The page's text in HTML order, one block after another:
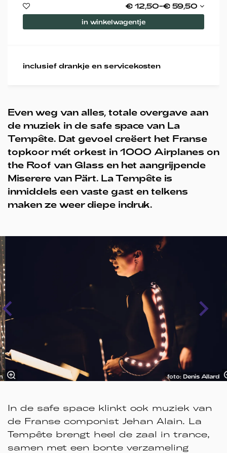
€ 12,50–€ 59,50
in winkelwagentje
inclusief drankje en servicekosten
Even weg van alles, totale overgave aan
de muziek in de safe space van La
Tempête. Dat gevoel creëert het Franse
topkoor mét orkest in 1000 Airplanes on
the Roof van Glass en het aangrijpende
Miserere van Pärt. La Tempête is
inmiddels een vaste gast en telkens
maken ze weer diepe indruk.
Overslaan
foto: Denis Allard
In de safe space klinkt ook muziek van
de Franse componist Jehan Alain. La
Tempête brengt heel de zaal in trance,
samen met een bonte verzameling